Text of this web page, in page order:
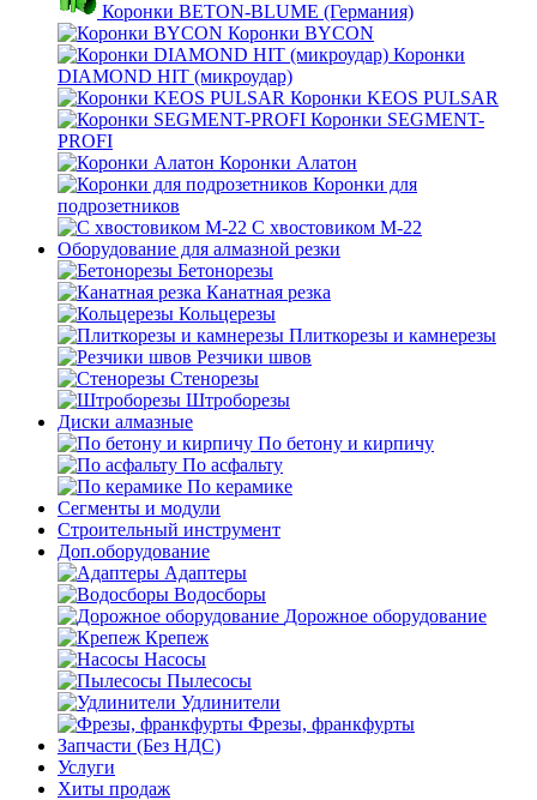
Коронки BETON-BLUME (Германия)
Коронки BYCON
Коронки
DIAMOND HIT (микроудар)
Коронки KEOS PULSAR
Коронки SEGMENT-
PROFI
Коронки Алатон
Коронки для
подрозетников
С хвостовиком М-22
Оборудование для алмазной резки
Бетонорезы
Канатная резка
Кольцерезы
Плиткорезы и камнерезы
Резчики швов
Стенорезы
Штроборезы
Диски алмазные
По бетону и кирпичу
По асфальту
По керамике
Сегменты и модули
Строительный инструмент
Доп.оборудование
Адаптеры
Водосборы
Дорожное оборудование
Крепеж
Насосы
Пылесосы
Удлинители
Фрезы, франкфурты
Запчасти (Без НДС)
Услуги
Хиты продаж